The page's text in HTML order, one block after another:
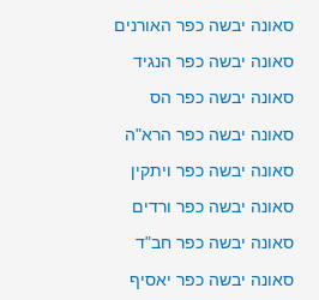
סאונה יבשה כפר האורנים
סאונה יבשה כפר הנגיד
סאונה יבשה כפר הס
סאונה יבשה כפר הרא"ה
סאונה יבשה כפר ויתקין
סאונה יבשה כפר ורדים
סאונה יבשה כפר חב"ד
סאונה יבשה כפר יאסיף